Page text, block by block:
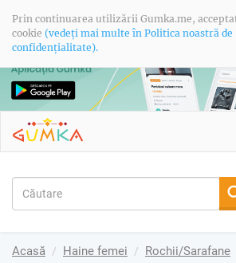
Prin continuarea utilizării Gumka.me,
cookie (vedeți mai multe în Politica noastră de
confidențialitate).
Acasă Haine femei Rochii/Sarafane